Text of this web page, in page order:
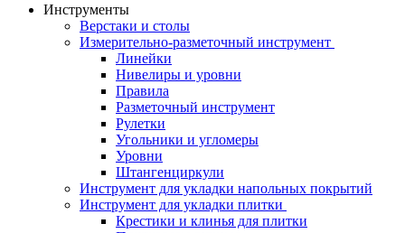
Инструменты
Верстаки и столы
Измерительно-разметочный инструмент
Линейки
Нивелиры и уровни
Правила
Разметочный инструмент
Рулетки
Угольники и угломеры
Уровни
Штангенциркули
Инструмент для укладки напольных покрытий
Инструмент для укладки плитки
Крестики и клинья для плитки